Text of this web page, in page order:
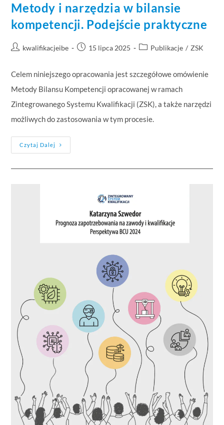
Metody i narzędzia w bilansie
kompetencji. Podejście praktyczne
kwalifikacjeibe 15 lipca 2025 Publikacje / ZSK
Celem niniejszego opracowania jest szczegółowe omówienie
Metody Bilansu Kompetencji opracowanej w ramach
Zintegrowanego Systemu Kwalifikacji (ZSK), a także narzędzi
możliwych do zastosowania w tym procesie.
Czytaj Dalej